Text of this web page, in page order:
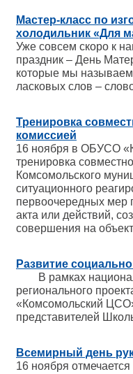
Мастер-класс по
холодильник «Для
Уже совсем скоро к
праздник – День
которые мы
ласковых слов –
Тренировка
комиссией
16 ноября в ОБУСО
тренировка
Комсомольского
ситуационного
первоочередных мер
акта или действий,
совершения на
Развитие
В рамках
регионального
«Комсомольский
представителей
Всемирный день
16 ноября